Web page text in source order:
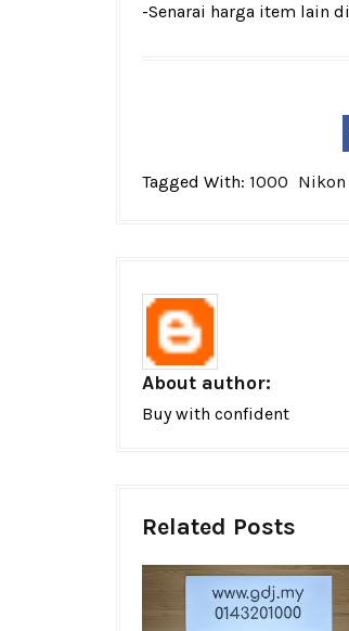
-Senarai harga item lain di
Tagged With: 1000 Nikon
About author:
Buy with confident
Related Posts